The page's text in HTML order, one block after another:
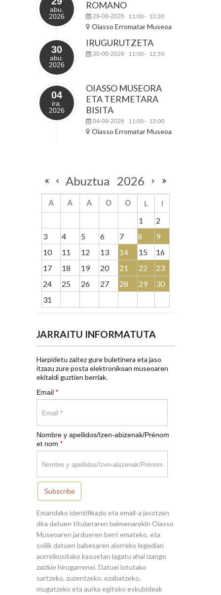
abu.
2026
ROMANO
29-08-2026 11:00- 12:30
Oiasso Erromatar Museoa
30
abu.
2026
IRUGURUTZETA
30-08-2026 11:00- 12:30
04
ira.
2026
OIASSO MUSEORA
ETA TERMETARA
BISITA
04-09-2026 11:00- 13:00
Oiasso Erromatar Museoa
Abuztua 2026
A A A O O L
I
1
2
3
4 5 6 7 8
9
10
11 12 13 14 15
16
17
18 19 20 21 22
23
24
25 26 27 28 29
30
31
JARRAITU INFORMATUTA
Harpidetu zaitez gure buletinera eta jaso
itzazu zure posta elektronikoan museoaren
ekitaldi guztien berriak.
Email *
Nombre y apellidos/Izen-abizenak/Prénom
et nom *
Subscribe
Emandako identifikazio eta email-a jasotzen
dira datuen titularraren baimenarekin Oiasso
Museoaren jardueren berri emateko, eta
soilik datuen babesaren alorreko legedian
aurreikusitako kasuetan lagatu ahal izango
zaizkie hirugarrenei. Datuei lotutako
sartzeko, zuzentzeko, ezabatzeko,
mugatzeko eta aurka egiteko eskubideak